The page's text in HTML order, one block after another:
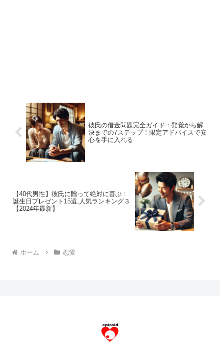
彼氏の借金問題完全ガイド：発覚から解
決までの7ステップ！限定アドバイスで安
心を手に入れる
【40代男性】彼氏に贈って絶対に喜ぶ！
誕生日プレゼント15選,人気ランキング３
【2024年最新】
ホーム 恋愛